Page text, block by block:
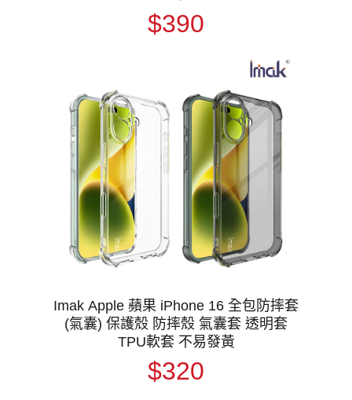
$390
Imak Apple 蘋果 iPhone 16 全包防摔套
(氣囊) 保護殼 防摔殼 氣囊套 透明套
TPU軟套 不易發黃
$320